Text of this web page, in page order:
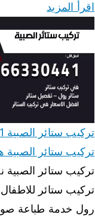
اقرأ المزيد
تركيب ستائر الصبية
تركيب ستائر الصبية
تركيب ستائر
رول خدمة طباعة